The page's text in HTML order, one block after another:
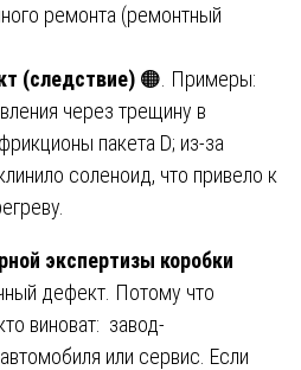
ремонта (ремонтный
(следствие) 🟠. Примеры:
через трещину в
пакета D; из-за
соленоид, что привело к
экспертизы коробки
дефект. Потому что
виноват: завод-
или сервис. Если